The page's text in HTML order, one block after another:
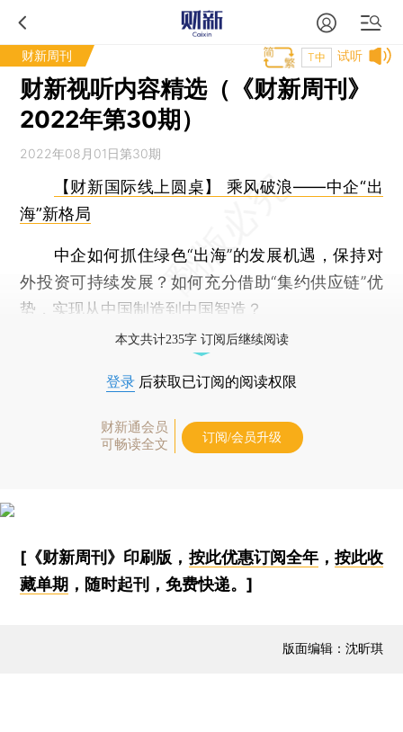
财新周刊 试听
T中
财新视听内容精选（《财新周刊》
2022年第30期）
2022年08月01日第30期
【财新国际线上圆桌】 乘风破浪——中企“出
海”新格局
中企如何抓住绿色“出海”的发展机遇，保持对
外投资可持续发展？如何充分借助“集约供应链”优
势，实现从中国制造到中国智造？
本文共计235字 订阅后继续阅读
登录 后获取已订阅的阅读权限
财新通会员
可畅读全文
订阅/会员升级
[《财新周刊》印刷版， 按此优惠订阅全年， 按此收
藏单期 ，随时起刊，免费快递。]
版面编辑：沈昕琪